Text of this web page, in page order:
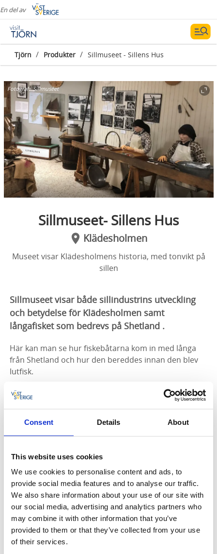
Consent Details About
This website uses cookies
We use cookies to personalise content and ads, to
provide social media features and to analyse our traffic.
We also share information about your use of our site with
our social media, advertising and analytics partners who
may combine it with other information that you’ve
provided to them or that they’ve collected from your use
of their services.
En del av
Tjörn / Produkter / Sillmuseet - Sillens Hus
Fotograf:Sillmuséet
Sillmuseet- Sillens Hus
Klädesholmen
Museet visar Klädesholmens historia, med tonvikt på
sillen
Sillmuseet visar både sillindustrins utveckling
och betydelse för Klädesholmen samt
långafisket som bedrevs på Shetland .
Här kan man se hur fiskebåtarna kom in med långa
från Shetland och hur den bereddes innan den blev
lutfisk.
Man kan också se hur det gick till när silljakter från
Klädesholmen besökte nästan alla svenska hamnar
försäljning från jakter efterträddes av
konservindustrin på Klädesholmen, som producerar
Guidade turer och sillprovningar
Guidade turer i museet förbokas (min 10 pers) och
kan även genomföras på engelska.
Kontaktperson Anders Jelmbark
andersjelmbark@icloud.commobilnr 0708-200110.
Sillprovning kan erbjudas. Varje sittning kan ta ca 40